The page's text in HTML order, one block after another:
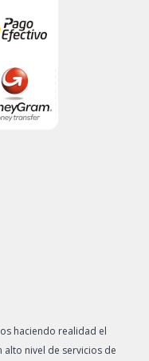
haciendo realidad el
nivel de servicios de